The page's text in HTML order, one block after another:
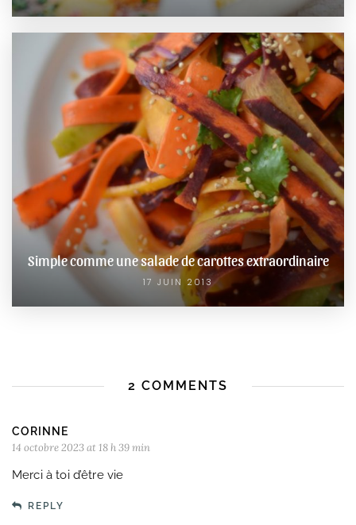
Simple comme une salade de carottes extraordinaire
17 JUIN 2013
2 COMMENTS
CORINNE
14 octobre 2023 at 18 h 39 min
Merci à toi d’être vie
REPLY